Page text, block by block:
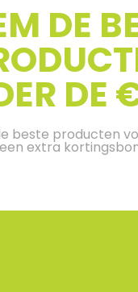
DE
DE
beste producten
extra